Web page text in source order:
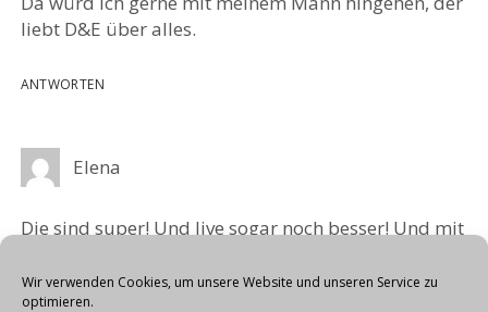
Wir verwenden Cookies, um unsere Website und unseren Service zu
optimieren.
liebt D&E über alles.
ANTWORTEN
Elena
Die sind super! Und live sogar noch besser! Und mit
megagenialbesseralssuper!